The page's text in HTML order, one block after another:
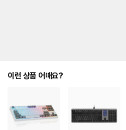
이런 상품 어때요?